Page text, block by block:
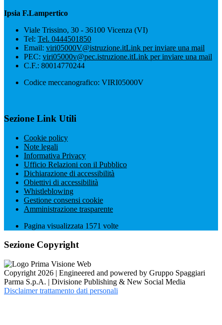
Ipsia F.Lampertico
Viale Trissino, 30 - 36100 Vicenza (VI)
Tel: Tel. 0444501850
Email: viri05000V@istruzione.itLink per inviare una mail
PEC: viri05000v@pec.istruzione.itLink per inviare una mail
C.F.: 80014770244
Codice meccanografico: VIRI05000V
Sezione Link Utili
Cookie policy
Note legali
Informativa Privacy
Ufficio Relazioni con il Pubblico
Dichiarazione di accessibilità
Obiettivi di accessibilità
Whistleblowing
Gestione consensi cookie
Amministrazione trasparente
Pagina visualizzata 1571 volte
Sezione Copyright
Copyright 2026 | Engineered and powered by Gruppo Spaggiari
Parma S.p.A. | Divisione Publishing & New Social Media
Disclaimer trattamento dati personali